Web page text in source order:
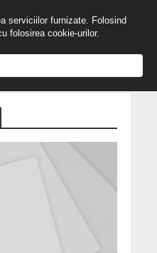
serviciilor furnizate. Folosind
folosirea cookie-urilor.